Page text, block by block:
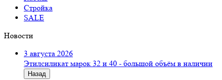
Стройка
SALE
Новости
3 августа 2026
Этилсиликат марок 32 и 40 - большой объём в наличии
Назад